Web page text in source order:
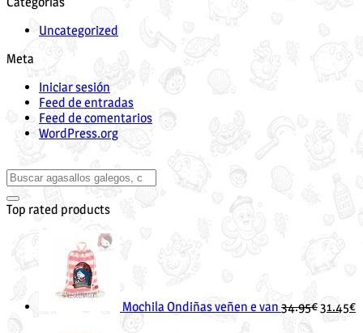
Uncategorized
Meta
Iniciar sesión
Feed de entradas
Feed de comentarios
WordPress.org
Buscar
por:
Top rated products
Mochila Ondiñas veñen e van 34.95€
orixinal
31.45€